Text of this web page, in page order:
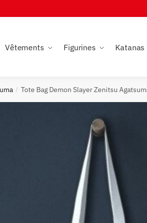
Vêtements Figurines Katanas
/ Tote Bag Demon Slayer Zenitsu